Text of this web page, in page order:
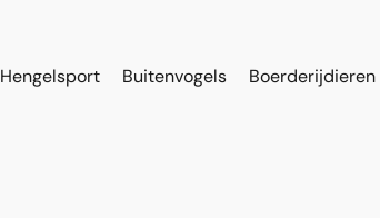
Hengelsport Buitenvogels Boerderijdieren